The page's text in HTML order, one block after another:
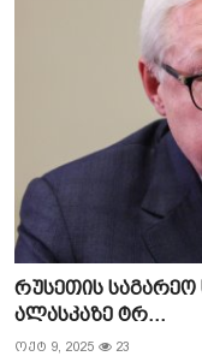
რუსეთის საგარეო
ალასკაზე ტრ...
ოქტ 9, 2025 23